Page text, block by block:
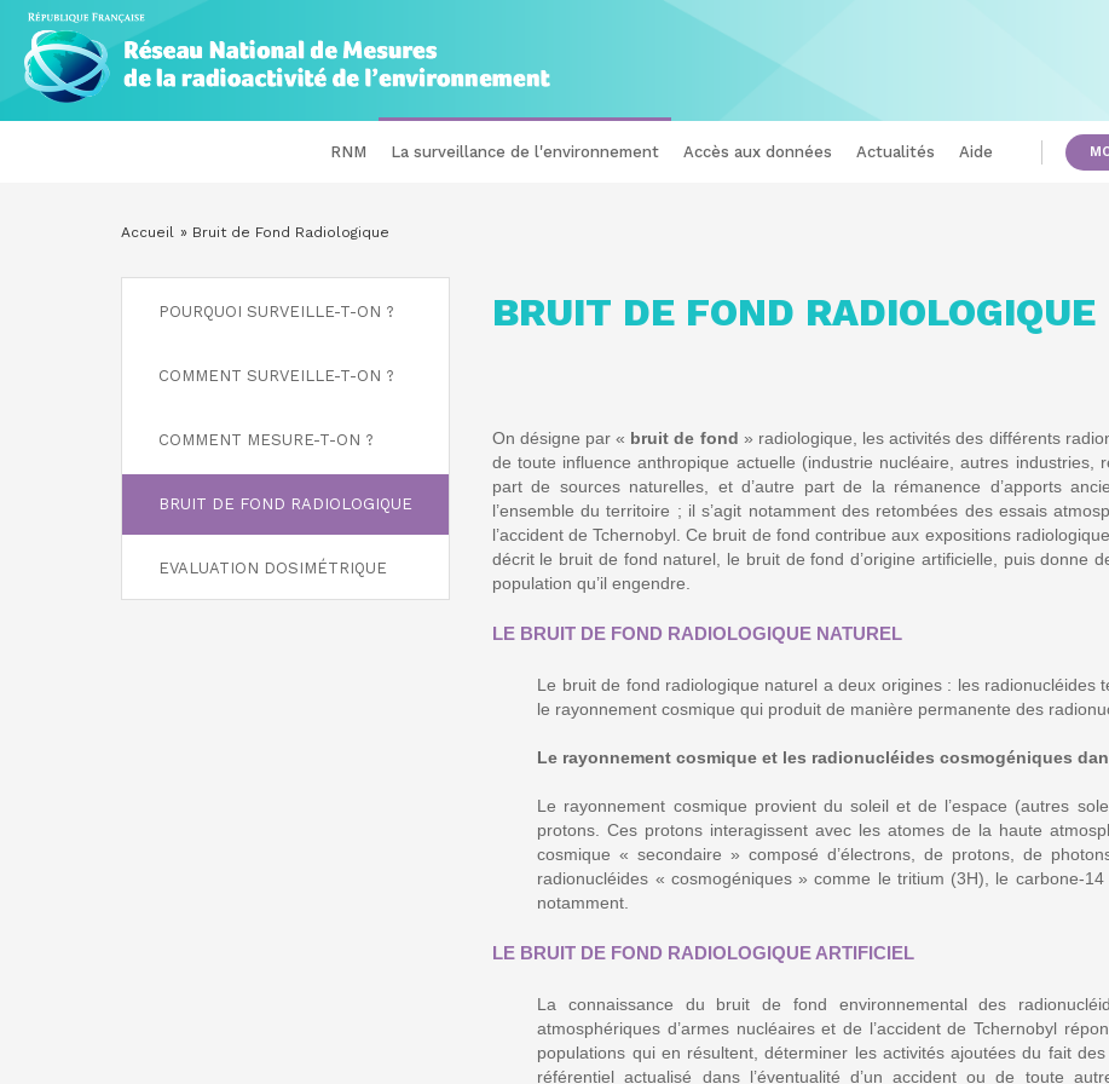
Panneau de gestion des cookies
Aller
contenu
principal
MESURES
L'ENVIRONNEMENT
NAVIGATION
RNM La surveillance de l'environnement Accès aux données Actualités Aide
D'ARIANE
Accueil Bruit de Fond Radiologique
ASIDEPOURQUOI SURVEILLE-T-ON ?
COMMENT SURVEILLE-T-ON ?
COMMENT MESURE-T-ON ?
BRUIT DE FOND RADIOLOGIQUE
EVALUATION DOSIMÉTRIQUE
BRUIT DE FOND RADIOLOGIQUE
On désigne par « bruit de fond » radiologique, les activités des différents
de toute influence anthropique actuelle (industrie nucléaire, autres
part de sources naturelles, et d’autre part de la rémanence d’apports
l’ensemble du territoire ; il s’agit notamment des retombées des essais
l’accident de Tchernobyl. Ce bruit de fond contribue aux expositions
décrit le bruit de fond naturel, le bruit de fond d’origine artificielle, puis donne
population qu’il engendre.
LE BRUIT DE FOND RADIOLOGIQUE NATUREL
Le bruit de fond radiologique naturel a deux origines : les
le rayonnement cosmique qui produit de manière permanente des
Le rayonnement cosmique et les radionucléides cosmogéniques
Le rayonnement cosmique provient du soleil et de l’espace (autres
protons. Ces protons interagissent avec les atomes de la haute
cosmique « secondaire » composé d’électrons, de protons, de
radionucléides « cosmogéniques » comme le tritium (3H), le carbone-
notamment.
LE BRUIT DE FOND RADIOLOGIQUE ARTIFICIEL
La connaissance du bruit de fond environnemental des
atmosphériques d’armes nucléaires et de l’accident de Tchernobyl
populations qui en résultent, déterminer les activités ajoutées du fait
référentiel actualisé dans l’éventualité d’un accident ou de toute